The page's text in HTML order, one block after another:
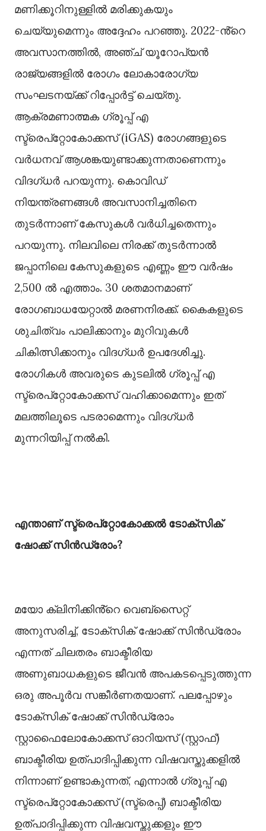
മണിക്കൂറിനുള്ളില്‍ മരിക്കുകയും
ചെയ്യുമെന്നും അദ്ദേഹം പറഞ്ഞു. 2022-ൻ്റെ
അവസാനത്തില്‍, അഞ്ച് യൂറോപ്യൻ
രാജ്യങ്ങളില്‍ രോഗം ലോകാരോഗ്യ
സംഘടനയ്ക്ക് റിപ്പോർട്ട് ചെയ്തു.
ആക്രമണാത്മക ഗ്രൂപ്പ് എ
സ്ട്രെപ്റ്റോകോക്കസ് (iGAS) രോഗങ്ങളുടെ
വർധനവ് ആശങ്കയുണ്ടാക്കുന്നതാണെന്നും
വിദഗ്ധർ പറയുന്നു. കൊവിഡ്
നിയന്ത്രണങ്ങള്‍ അവസാനിച്ചതിനെ
തുടർന്നാണ് കേസുകള്‍ വർധിച്ചതെന്നും
പറയുന്നു. നിലവിലെ നിരക്ക് തുടർന്നാല്‍
ജപ്പാനിലെ കേസുകളുടെ എണ്ണം ഈ വർഷം
2,500 ല്‍ എത്താം. 30 ശതമാനമാണ്
രോഗബാധയേറ്റാല്‍ മരണനിരക്ക്. കൈകളുടെ
ശുചിത്വം പാലിക്കാനും മുറിവുകള്‍
ചികിത്സിക്കാനും വിദഗ്ധർ ഉപദേശിച്ചു.
രോഗികള്‍ അവരുടെ കുടലില്‍ ഗ്രൂപ്പ് എ
സ്ട്രെപ്റ്റോകോക്കസ് വഹിക്കാമെന്നും ഇത്
മലത്തിലൂടെ പടരാമെന്നും വിദഗ്ധർ
മുന്നറിയിപ്പ് നല്‍കി.
എന്താണ് സ്ട്രെപ്റ്റോകോക്കൽ ടോക്സിക്
ഷോക്ക് സിൻഡ്രോം?
മയോ ക്ലിനിക്കിൻ്റെ വെബ്‌സൈറ്റ്
അനുസരിച്ച്, ടോക്‌സിക് ഷോക്ക് സിൻഡ്രോം
എന്നത് ചിലതരം ബാക്ടീരിയ
അണുബാധകളുടെ ജീവൻ അപകടപ്പെടുത്തുന്ന
ഒരു അപൂർവ സങ്കീർണതയാണ്. പലപ്പോഴും
ടോക്സിക് ഷോക്ക് സിൻഡ്രോം
സ്റ്റാഫൈലോകോക്കസ് ഓറിയസ് (സ്റ്റാഫ്)
ബാക്ടീരിയ ഉത്പാദിപ്പിക്കുന്ന വിഷവസ്തുക്കളിൽ
നിന്നാണ് ഉണ്ടാകുന്നത്, എന്നാൽ ഗ്രൂപ്പ് എ
സ്ട്രെപ്റ്റോകോക്കസ് (സ്ട്രെപ്പ്) ബാക്ടീരിയ
ഉത്പാദിപ്പിക്കുന്ന വിഷവസ്തുക്കളും ഈ